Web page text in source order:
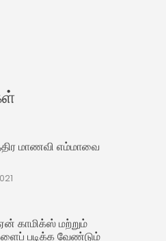
மாணவி எம்மாவை
காமிக்ஸ் மற்றும்
படிக்க வேண்டும்